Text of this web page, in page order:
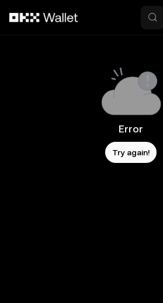
Error
Try again!